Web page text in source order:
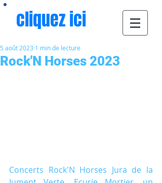
cliquez ici
Rock'N Horses 2023
5 août 2023 1 min de lecture
Concerts Rock'N Horses Jura de la